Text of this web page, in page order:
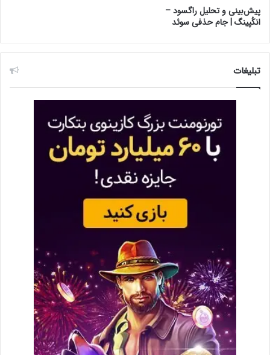
پیش‌بینی و تحلیل راگسود –
انکُپینگ | جام حذفی سوئد
تبلیغات